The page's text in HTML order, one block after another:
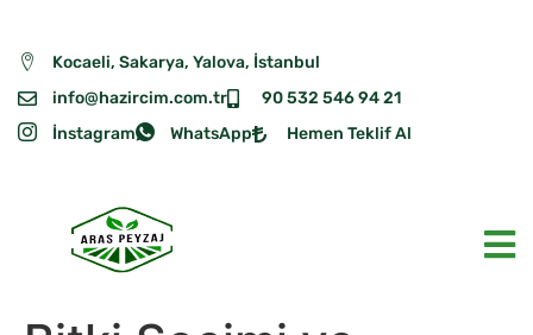
Kocaeli, Sakarya, Yalova, İstanbul
info@hazircim.com.tr
90 532 546 94 21
İnstagram
WhatsApp Hemen Teklif Al